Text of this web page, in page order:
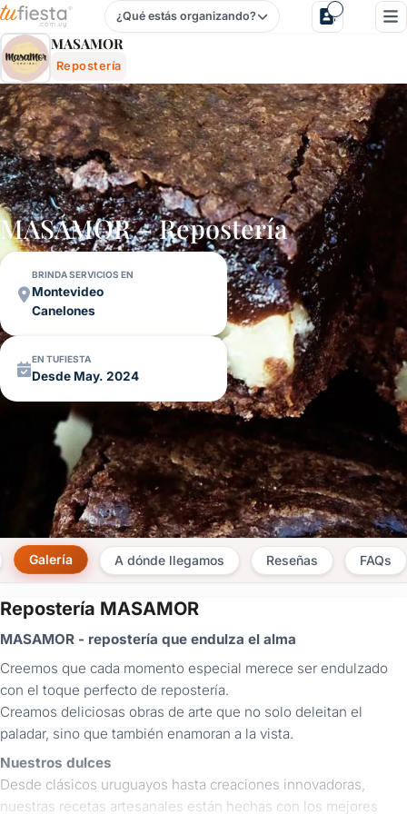
Masamor - Repostería Para Fiestas Y Eventos En Uruguay
¿Qué estás organizando?
MASAMOR
Repostería
MASAMOR – Repostería
BRINDA SERVICIOS EN
Montevideo
Canelones
EN TUFIESTA
Desde May. 2024
Galería A dónde llegamos Reseñas FAQs
Repostería MASAMOR
MASAMOR - repostería que endulza el alma
Creemos que cada momento especial merece ser endulzado
con el toque perfecto de repostería.
Creamos deliciosas obras de arte que no solo deleitan el
paladar, sino que también enamoran a la vista.
Nuestros dulces
Desde clásicos uruguayos hasta creaciones innovadoras,
nuestras recetas artesanales están hechas con los mejores
×
¿Ya
tenés
cuenta?
Iniciá
sesión
aquí